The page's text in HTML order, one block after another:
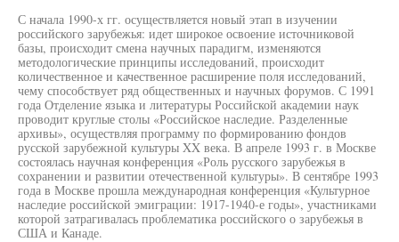
С начала 1990-х гг. осуществляется новый этап в изучении
российского зарубежья: идет широкое освоение источниковой
базы, происходит смена научных парадигм, изменяются
методологические принципы исследований, происходит
количественное и качественное расширение поля исследований,
чему способствует ряд общественных и научных форумов. С 1991
года Отделение языка и литературы Российской академии наук
проводит круглые столы «Российское наследие. Разделенные
архивы», осуществляя программу по формированию фондов
русской зарубежной культуры XX века. В апреле 1993 г. в Москве
состоялась научная конференция «Роль русского зарубежья в
сохранении и развитии отечественной культуры». В сентябре 1993
года в Москве прошла международная конференция «Культурное
наследие российской эмиграции: 1917-1940-е годы», участниками
которой затрагивалась проблематика российского о зарубежья в
США и Канаде.